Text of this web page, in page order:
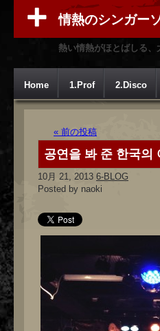
情熱のシンガー
熱い情熱がほとばしる
Home 1.Prof 2.Disco
« 前の投稿
공연을 봐 준 한국의
10月 21, 2013 6-BLOG
Posted by naoki